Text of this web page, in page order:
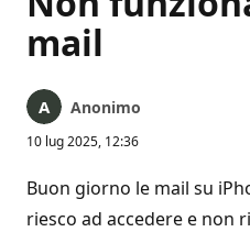
mail
Anonimo
10 lug 2025, 12:36
Buon giorno le mail su
riesco ad accedere e non